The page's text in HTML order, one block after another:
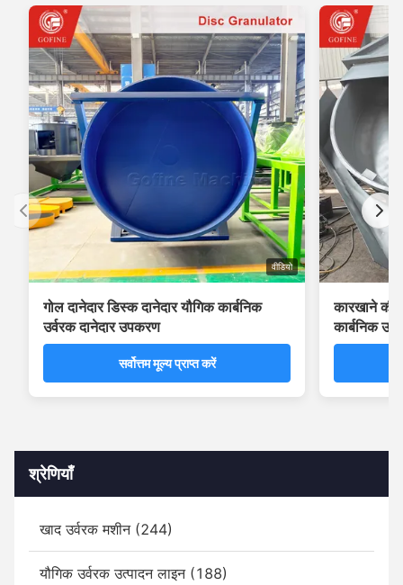
वीडियो
गोल दानेदार डिस्क दानेदार यौगिक कार्बनिक
उर्वरक दानेदार उपकरण
सर्वोत्तम मूल्य प्राप्त करें
कारखाने की
कार्बनिक
श्रेणियाँ
खाद उर्वरक मशीन (244)
यौगिक उर्वरक उत्पादन लाइन (188)